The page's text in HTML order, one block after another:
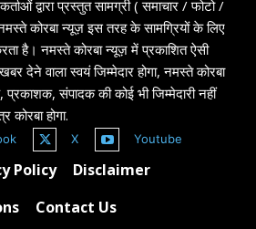
द्वारा प्रस्तुत सामग्री ( समाचार / फोटो /
नमस्ते कोरबा न्यूज़ इस तरह के सामग्रियों के लिए
है। नमस्ते कोरबा न्यूज़ में प्रकाशित ऐसी
देने वाला स्वयं जिम्मेदार होगा, नमस्ते कोरबा
संपादक की कोई भी जिम्मेदारी नहीं
कोरबा होगा.
X Youtube
Policy
Disclaimer
Contact Us